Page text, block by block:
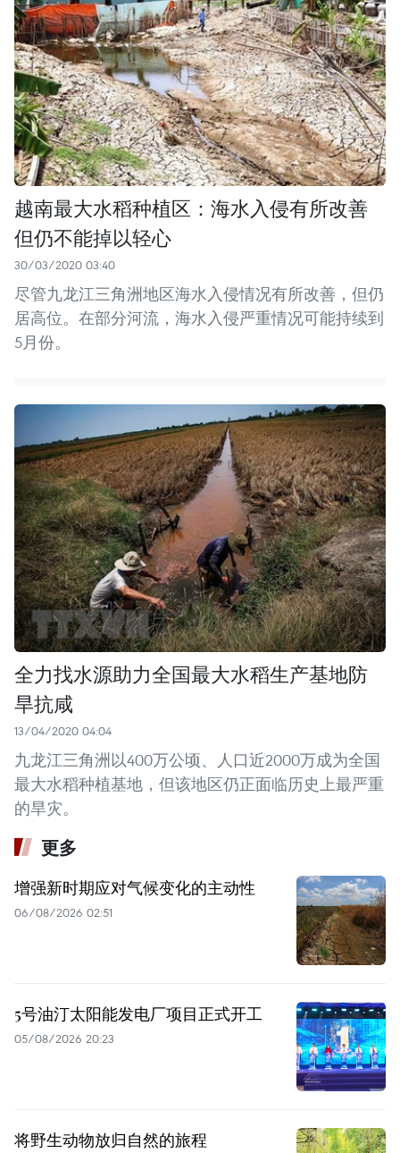
越南最大水稻种植区：海水入侵有所改善
但仍不能掉以轻心
30/03/2020 03:40
尽管九龙江三角洲地区海水入侵情况有所改善，但仍
居高位。在部分河流，海水入侵严重情况可能持续到
5月份。
全力找水源助力全国最大水稻生产基地防
旱抗咸
13/04/2020 04:04
九龙江三角洲以400万公顷、人口近2000万成为全国
最大水稻种植基地，但该地区仍正面临历史上最严重
的旱灾。
更多
增强新时期应对气候变化的主动性
06/08/2026 02:51
5号油汀太阳能发电厂项目正式开工
05/08/2026 20:23
将野生动物放归自然的旅程